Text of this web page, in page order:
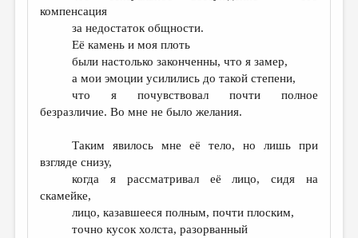
компенсация
за недостаток общности.
Её камень и моя плоть
были настолько законченны, что я замер,
а мои эмоции усилились до такой степени,
что я почувствовал почти полное
безразличие. Во мне не было желания.
Таким явилось мне её тело, но лишь при
взгляде снизу,
когда я рассматривал её лицо, сидя на
скамейке,
лицо, казавшееся полным, почти плоским,
точно кусок холста, разорванный